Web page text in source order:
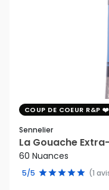
COUP DE COEUR R&P
Sennelier
La Gouache
60 Nuances
5/5 (1